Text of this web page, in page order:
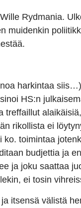
Rydmania.
muidenkin
harkintaa
HS:n
treffaillut
rikollista ei
ko. toimintaa
budjettia ja
ja joku saattaa
ei tosin
itsensä välistä